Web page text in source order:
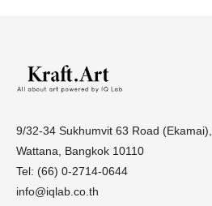
9/32-34 Sukhumvit 63 Road (Ekamai),
Wattana, Bangkok 10110
Tel: (66) 0-2714-0644
info@iqlab.co.th